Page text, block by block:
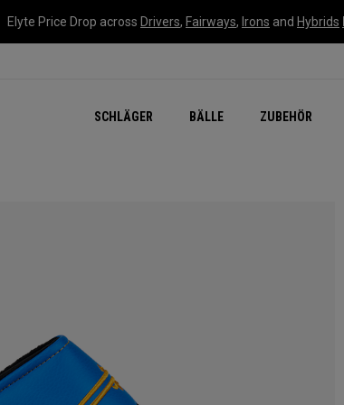
Elyte Price Drop across Drivers, Fairways, Irons and Hybrids
SCHLÄGER BÄLLE ZUBEHÖR